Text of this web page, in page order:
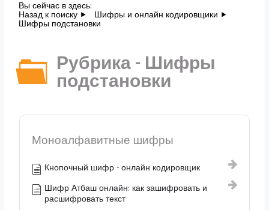
Вы сейчас в здесь:
Назад к поиску
Шифры и онлайн кодировщики
Шифры подстановки
Рубрика - Шифры
подстановки
Моноалфавитные шифры
Кнопочный шифр - онлайн кодировщик
Шифр Атбаш онлайн: как зашифровать и
расшифровать текст